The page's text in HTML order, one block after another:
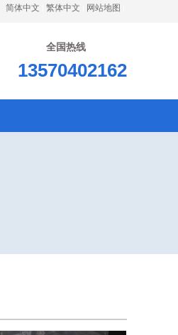
简体中文 繁体中文 网站地图
全国热线
13570402162